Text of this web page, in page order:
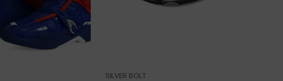
SILVER BOLT